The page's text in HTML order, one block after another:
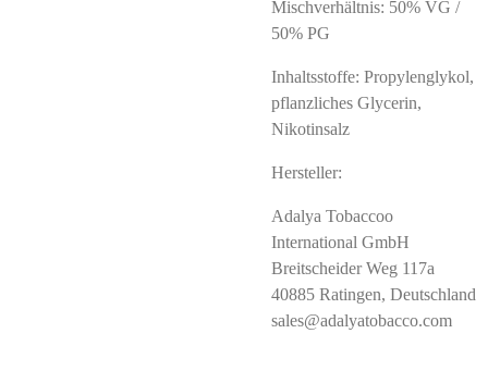
Mischverhältnis: 50% VG /
50% PG
Inhaltsstoffe: Propylenglykol,
pflanzliches Glycerin,
Nikotinsalz
Hersteller:
Adalya Tobaccoo
International GmbH
Breitscheider Weg 117a
40885 Ratingen, Deutschland
sales@adalyatobacco.com